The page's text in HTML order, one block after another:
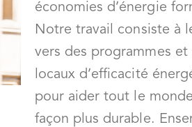
économies d’énergie
Notre travail consiste à
vers des programmes et
locaux d’efficacité
pour aider tout le
façon plus durable.